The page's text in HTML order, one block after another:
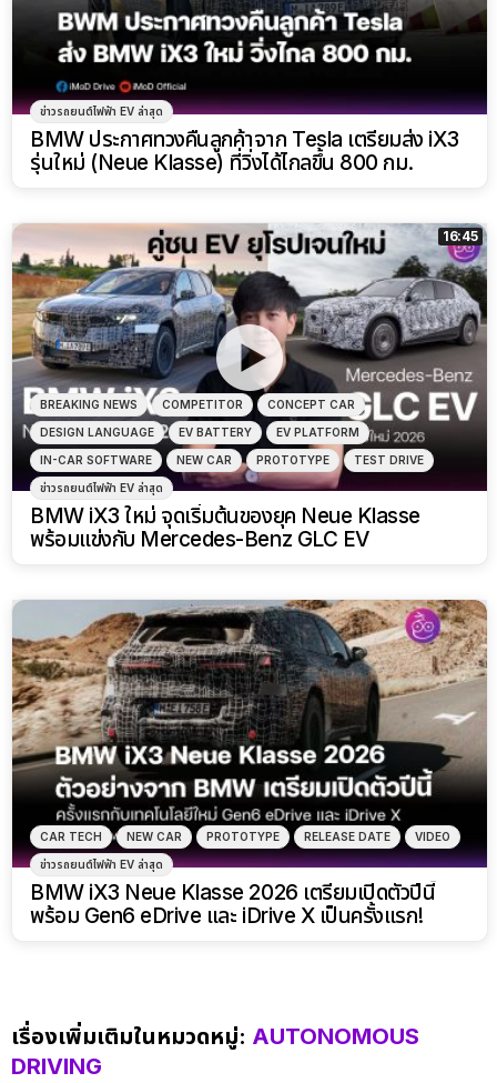
ข่าวรถยนต์ไฟฟ้า EV ล่าสุด
BMW ประกาศทวงคืนลูกค้าจาก Tesla เตรียมส่ง iX3
รุ่นใหม่ (Neue Klasse) ที่วิ่งได้ไกลขึ้น 800 กม.
16:45
BREAKING NEWS COMPETITOR CONCEPT CAR
DESIGN LANGUAGE EV BATTERY EV PLATFORM
IN-CAR SOFTWARE NEW CAR PROTOTYPE TEST DRIVE
ข่าวรถยนต์ไฟฟ้า EV ล่าสุด
BMW iX3 ใหม่ จุดเริ่มต้นของยุค Neue Klasse
พร้อมแข่งกับ Mercedes-Benz GLC EV
CAR TECH NEW CAR PROTOTYPE RELEASE DATE VIDEO
ข่าวรถยนต์ไฟฟ้า EV ล่าสุด
BMW iX3 Neue Klasse 2026 เตรียมเปิดตัวปีนี้
พร้อม Gen6 eDrive และ iDrive X เป็นครั้งแรก!
เรื่องเพิ่มเติมในหมวดหมู่: AUTONOMOUS
DRIVING